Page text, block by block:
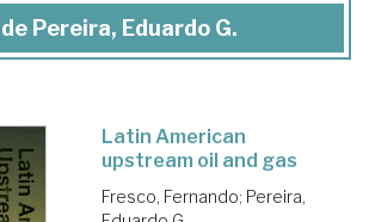
Pereira, Eduardo G.
Latin American
upstream oil and gas
Fresco, Fernando; Pereira,